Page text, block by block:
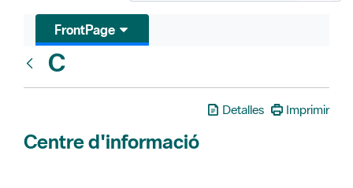
FrontPage
C
Detalles Imprimir
Centre d'informació